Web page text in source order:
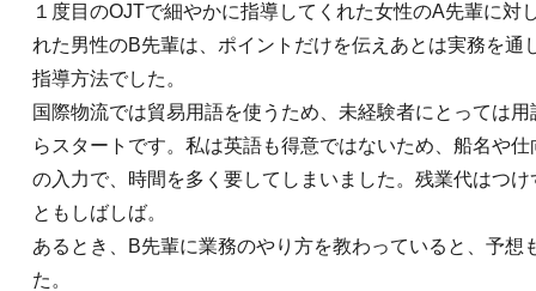
１度目のOJTで細やかに指導してくれた女性のA先輩に対
れた男性のB先輩は、ポイントだけを伝えあとは実務を通
指導方法でした。
国際物流では貿易用語を使うため、未経験者にとっては
らスタートです。私は英語も得意ではないため、船名や
の入力で、時間を多く要してしまいました。残業代はつ
ともしばしば。
あるとき、B先輩に業務のやり方を教わっていると、予想
た。